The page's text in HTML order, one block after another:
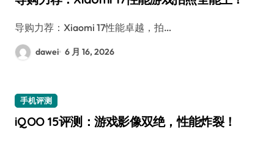
导购力荐：Xiaomi 17性能卓越，拍…
dawei 6 月 16, 2026
手机评测
iQOO 15评测：游戏影像双绝，性能炸裂！